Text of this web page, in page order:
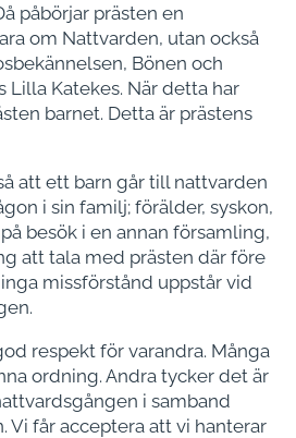
påbörjar prästen en
om Nattvarden, utan också
Bönen och
Lilla Katekes. När detta har
barnet. Detta är prästens
att ett barn går till nattvarden
i sin familj; förälder, syskon,
besök i en annan församling,
att tala med prästen där före
missförstånd uppstår vid
respekt för varandra. Många
ordning. Andra tycker det är
i samband
Vi får acceptera att vi hanterar